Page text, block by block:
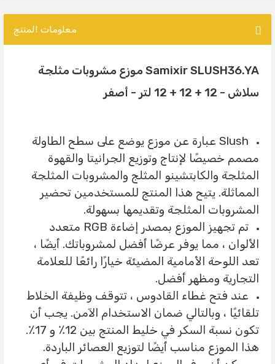
معلومات المنتج
Samixir SLUSH36.YA موزع مشروبات مثلجة
سلاش - 12 + 12 + 12 لتر - أصفر
Slush عبارة عن موزع يوضع على سطح الطاولة
مصمم خصيصًا لإنتاج وتوزيع الجرانيتا والقهوة
المثلجة والكابتشينو المثلج والمشروبات المثلجة
المماثلة. يتيح هذا المنتج للمستخدمين تحضير
المشروبات المثلجة وتقديمها بسهولة.
تم تجهيز الموزع بمصدر إضاءة RGB متعدد
الألوان ، مما يوفر عرضًا أفضل لمشروباتك. أيضًا ،
تعد اللوحة الأمامية المضيئة خيارًا رائعًا للعلامة
التجارية ومظهر أفضل.
عند فتح غطاء القادوس ، تتوقف وظيفة الخلاط
تلقائيًا ، وبالتالي ضمان الاستخدام الآمن. يجب أن
تكون نسبة السكر في خليط المنتج بين 12٪ و 17٪.
هذا الموزع مناسب أيضًا لتوزيع العصائر الباردة.